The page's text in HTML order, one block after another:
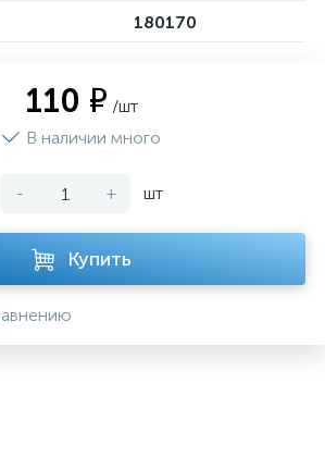
180170
110 ₽ /шт
В наличии много
- + шт
Купить